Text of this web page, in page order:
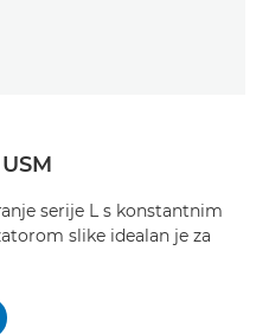
serije L s konstantnim
slike idealan je za